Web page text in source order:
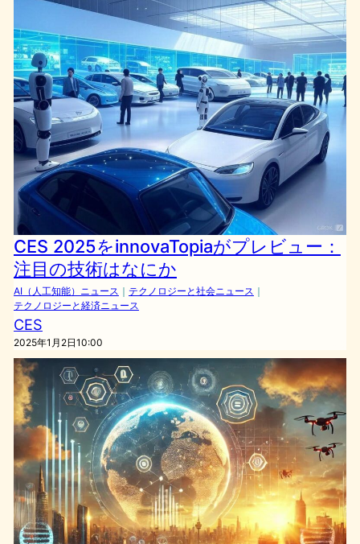
CES 2025をinnovaTopiaがプレビュー：
注目の技術はなにか
AI（人工知能）ニュース ｜ テクノロジーと社会ニュース ｜
テクノロジーと経済ニュース
CES
2025年1月2日10:00